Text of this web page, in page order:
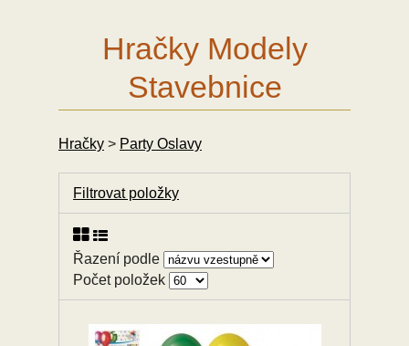
Hračky Modely
Stavebnice
Hračky > Party Oslavy
Filtrovat položky
Řazení podle
Počet položek